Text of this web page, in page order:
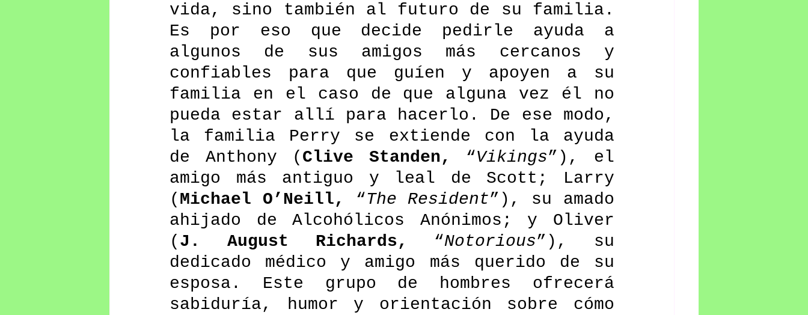
vida, sino también al futuro de su familia.
Es por eso que decide pedirle ayuda a
algunos de sus amigos más cercanos y
confiables para que guíen y apoyen a su
familia en el caso de que alguna vez él no
pueda estar allí para hacerlo. De ese modo,
la familia Perry se extiende con la ayuda
de Anthony (Clive Standen, “Vikings”), el
amigo más antiguo y leal de Scott; Larry
(Michael O’Neill, “The Resident”), su amado
ahijado de Alcohólicos Anónimos; y Oliver
(J. August Richards, “Notorious”), su
dedicado médico y amigo más querido de su
esposa. Este grupo de hombres ofrecerá
sabiduría, humor y orientación sobre cómo